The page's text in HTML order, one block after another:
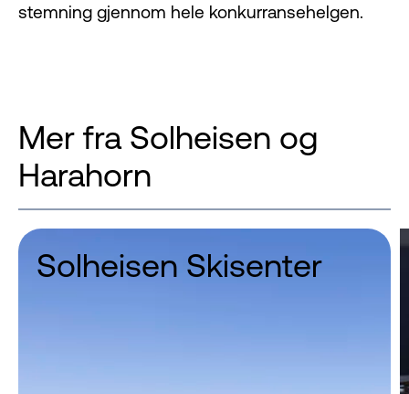
stemning gjennom hele konkurransehelgen.
Mer fra Solheisen og
Harahorn
Solheisen Skisenter